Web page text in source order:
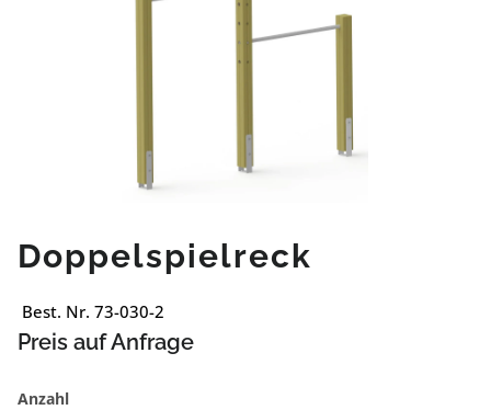
Doppelspielreck
Best. Nr. 73-030-2
Preis auf Anfrage
Anzahl